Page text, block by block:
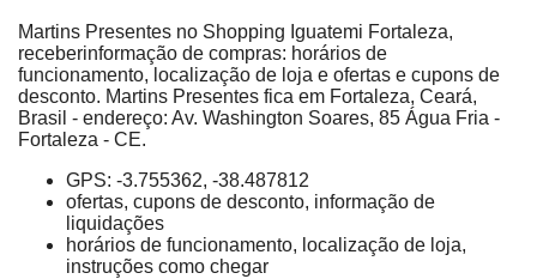
Martins Presentes no Shopping Iguatemi Fortaleza,
receberinformação de compras: horários de
funcionamento, localização de loja e ofertas e cupons de
desconto. Martins Presentes fica em Fortaleza, Ceará,
Brasil - endereço: Av. Washington Soares, 85 Água Fria -
Fortaleza - CE.
GPS: -3.755362, -38.487812
ofertas, cupons de desconto, informação de
liquidações
horários de funcionamento, localização de loja,
instruções como chegar